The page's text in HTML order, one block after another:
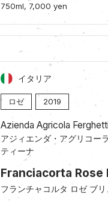
750ml, 7,000 yen
イタリア
ロゼ 2019
Azienda Agricola
アジィエンダ・アグリコー
ティーナ
Franciacorta Rose
フランチャコルタ ロゼ ブリ